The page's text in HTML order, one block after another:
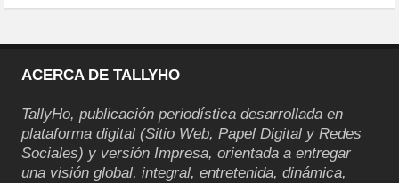
ACERCA DE TALLYHO
TallyHo, publicación periodística desarrollada en
plataforma digital (Sitio Web, Papel Digital y Redes
Sociales) y versión Impresa, orientada a entregar
una visión global, integral, entretenida, dinámica,